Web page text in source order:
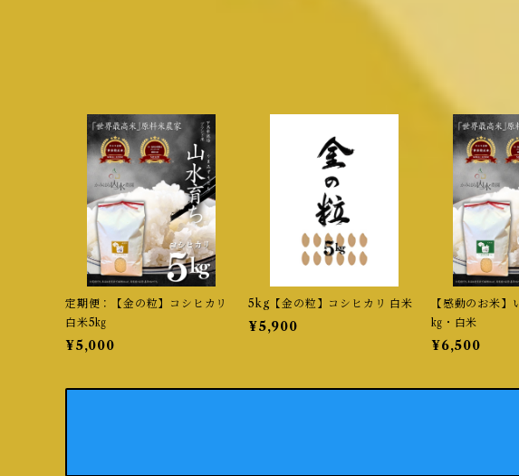
定期便：【金の粒】コシヒカリ
白米5㎏
¥5,000
5kg【金の粒】コシヒカリ 白米
¥5,900
【感動のお米】
㎏・白米
¥6,500